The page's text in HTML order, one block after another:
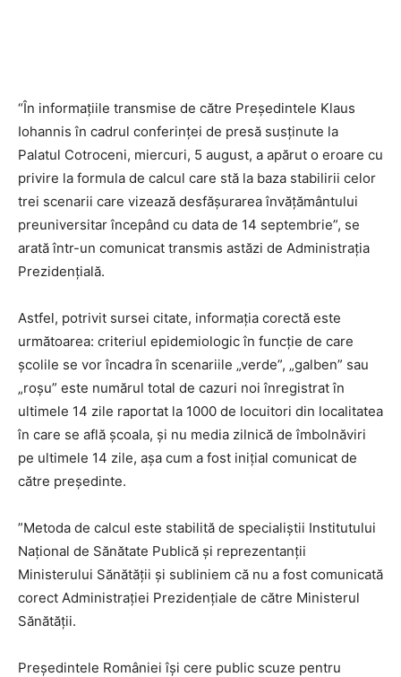
“În informațiile transmise de către Președintele Klaus
Iohannis în cadrul conferinței de presă susținute la
Palatul Cotroceni, miercuri, 5 august, a apărut o eroare cu
privire la formula de calcul care stă la baza stabilirii celor
trei scenarii care vizează desfășurarea învățământului
preuniversitar începând cu data de 14 septembrie”, se
arată într-un comunicat transmis astăzi de Administrația
Prezidențială.
Astfel, potrivit sursei citate, informația corectă este
următoarea: criteriul epidemiologic în funcție de care
școlile se vor încadra în scenariile „verde”, „galben” sau
„roșu” este numărul total de cazuri noi înregistrat în
ultimele 14 zile raportat la 1000 de locuitori din localitatea
în care se află școala, și nu media zilnică de îmbolnăviri
pe ultimele 14 zile, așa cum a fost inițial comunicat de
către președinte.
”Metoda de calcul este stabilită de specialiștii Institutului
Național de Sănătate Publică și reprezentanții
Ministerului Sănătății și subliniem că nu a fost comunicată
corect Administrației Prezidențiale de către Ministerul
Sănătății.
Președintele României își cere public scuze pentru